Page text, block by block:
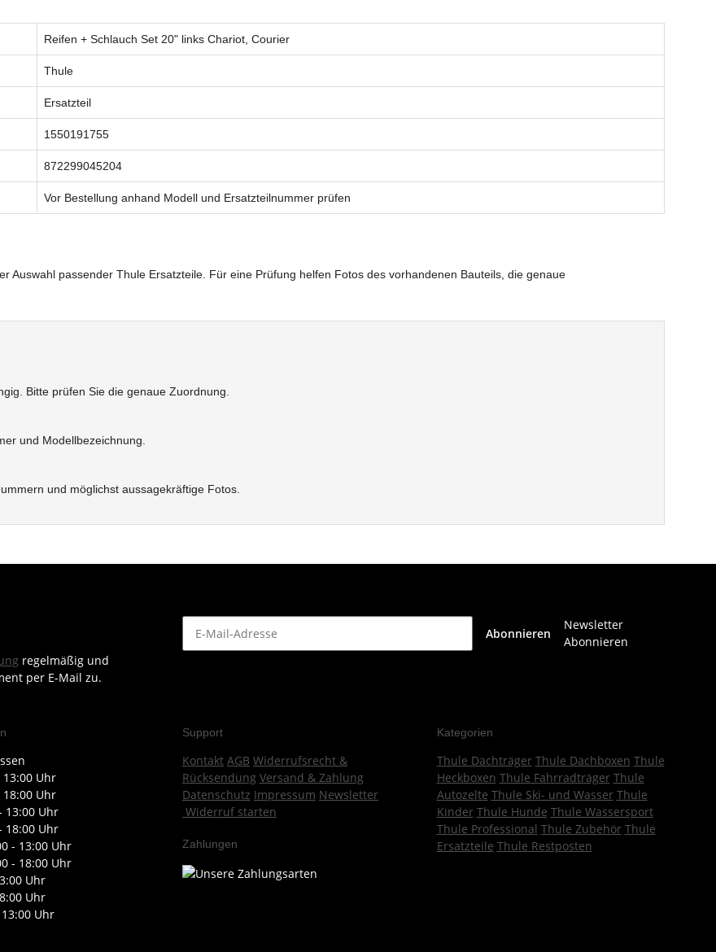
Reifen + Schlauch Set 20" links Chariot, Courier
Thule
Ersatzteil
1550191755
872299045204
Vor Bestellung anhand Modell und Ersatzteilnummer prüfen
Auswahl passender Thule Ersatzteile. Für eine Prüfung helfen Fotos des vorhandenen Bauteils, die genaue
Bitte prüfen Sie die genaue Zuordnung.
und Modellbezeichnung.
und möglichst aussagekräftige Fotos.
regelmäßig und
per E-Mail zu.
Abonnieren
Newsletter
Abonnieren
13:00 Uhr
18:00 Uhr
13:00 Uhr
18:00 Uhr
- 13:00 Uhr
- 18:00 Uhr
Uhr
Uhr
Uhr
Support
Kontakt AGB Widerrufsrecht &
Rücksendung Versand & Zahlung
Datenschutz Impressum Newsletter
Widerruf starten
Zahlungen
Kategorien
Thule Dachträger Thule Dachboxen Thule
Heckboxen Thule Fahrradträger Thule
Autozelte Thule Ski- und Wasser Thule
Kinder Thule Hunde Thule Wassersport
Thule Professional Thule Zubehör Thule
Ersatzteile Thule Restposten